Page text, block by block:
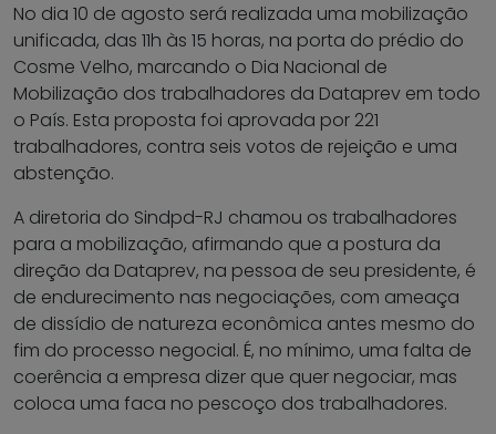
No dia 10 de agosto será realizada uma mobilização
unificada, das 11h às 15 horas, na porta do prédio do
Cosme Velho, marcando o Dia Nacional de
Mobilização dos trabalhadores da Dataprev em todo
o País. Esta proposta foi aprovada por 221
trabalhadores, contra seis votos de rejeição e uma
abstenção.
A diretoria do Sindpd-RJ chamou os trabalhadores
para a mobilização, afirmando que a postura da
direção da Dataprev, na pessoa de seu presidente, é
de endurecimento nas negociações, com ameaça
de dissídio de natureza econômica antes mesmo do
fim do processo negocial. É, no mínimo, uma falta de
coerência a empresa dizer que quer negociar, mas
coloca uma faca no pescoço dos trabalhadores.